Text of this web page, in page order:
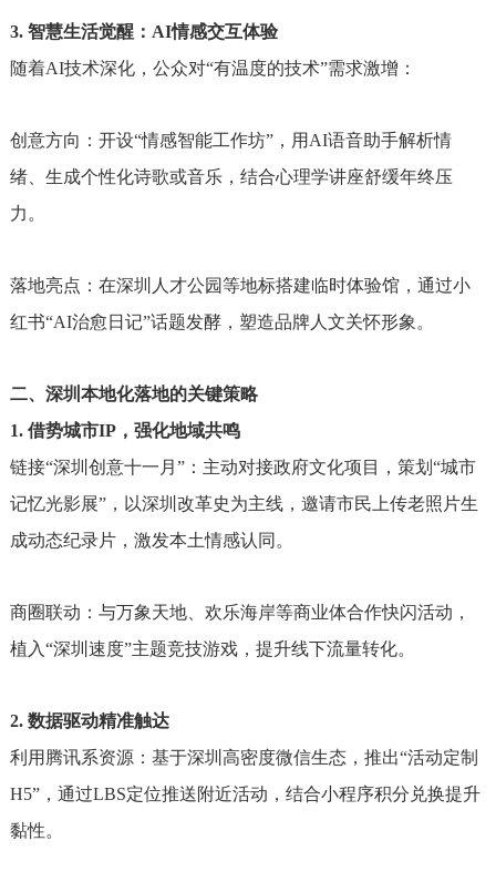
3. 智慧生活觉醒：AI情感交互体验
随着AI技术深化，公众对“有温度的技术”需求激增：
创意方向：开设“情感智能工作坊”，用AI语音助手解析情
绪、生成个性化诗歌或音乐，结合心理学讲座舒缓年终压
力。
落地亮点：在深圳人才公园等地标搭建临时体验馆，通过小
红书“AI治愈日记”话题发酵，塑造品牌人文关怀形象。
二、深圳本地化落地的关键策略
1. 借势城市IP，强化地域共鸣
链接“深圳创意十一月”：主动对接政府文化项目，策划“城市
记忆光影展”，以深圳改革史为主线，邀请市民上传老照片生
成动态纪录片，激发本土情感认同。
商圈联动：与万象天地、欢乐海岸等商业体合作快闪活动，
植入“深圳速度”主题竞技游戏，提升线下流量转化。
2. 数据驱动精准触达
利用腾讯系资源：基于深圳高密度微信生态，推出“活动定制
H5”，通过LBS定位推送附近活动，结合小程序积分兑换提升
黏性。